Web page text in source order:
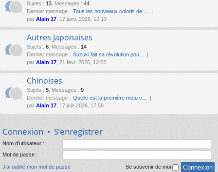
Sujets : 13 Messages : 44
Dernier message : Tous les nouveaux coloris de …
par Alain 17 , 17 janv. 2026, 12:13
Autres Japonaises
Sujets : 6 Messages : 14
Dernier message : Suzuki fait sa révolution pou…
par Alain 17 , 21 févr. 2026, 12:22
Chinoises
Sujets : 5 Messages : 9
Dernier message : Quelle est la première moto c…
par Alain 17 , 17 juin 2026, 17:58
Connexion • S’enregistrer
Nom d’utilisateur :
Mot de passe :
J’ai oublié mon mot de passe Se souvenir de moi